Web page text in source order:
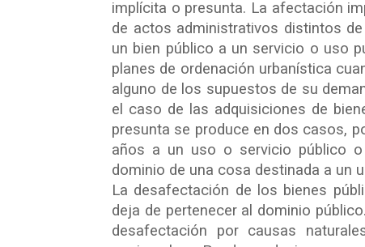
implícita o presunta. La afectación
de actos administrativos distintos
un bien público a un servicio o uso
planes de ordenación urbanística
alguno de los supuestos de su
el caso de las adquisiciones de
presunta se produce en dos casos,
años a un uso o servicio público o
dominio de una cosa destinada a un
La desafectación de los bienes
deja de pertenecer al dominio
desafectación por causas